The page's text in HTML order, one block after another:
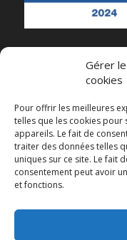
Gérer
cookies
Pour offrir les meilleures
telles que les cookies
appareils. Le fait de
traiter des données telles
uniques sur ce site. Le fait
consentement peut avoir
et fonctions.
RECENT POSTS
Et maintenant ?
Impact du Plafonnement du
Webinaire sur l’intelligence